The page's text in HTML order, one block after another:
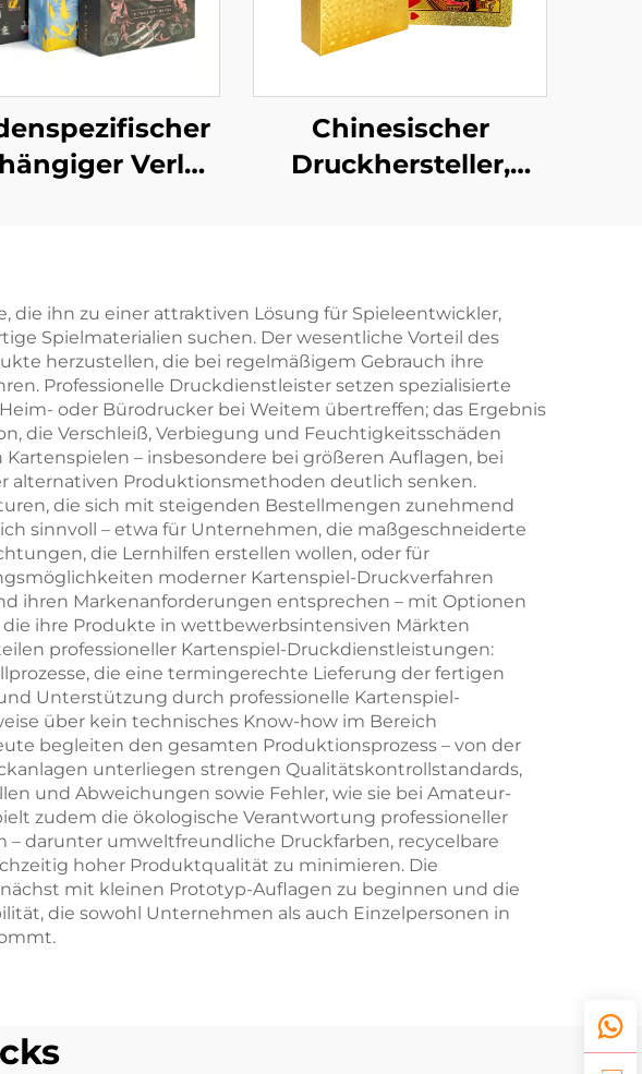
Verlag
lackierten
Hardcover-
Buch mit
Chinesischer
Druckhersteller,
Pokerspielkarte
die ihn zu einer attraktiven Lösung für Spieleentwickler,
Spielmaterialien suchen. Der wesentliche Vorteil des
herzustellen, die bei regelmäßigem Gebrauch ihre
Professionelle Druckdienstleister setzen spezialisierte
oder Bürodrucker bei Weitem übertreffen; das Ergebnis
die Verschleiß, Verbiegung und Feuchtigkeitsschäden
– insbesondere bei größeren Auflagen, bei
alternativen Produktionsmethoden deutlich senken.
die sich mit steigenden Bestellmengen zunehmend
sinnvoll – etwa für Unternehmen, die maßgeschneiderte
die Lernhilfen erstellen wollen, oder für
moderner Kartenspiel-Druckverfahren
ihren Markenanforderungen entsprechen – mit Optionen
ihre Produkte in wettbewerbsintensiven Märkten
professioneller Kartenspiel-Druckdienstleistungen:
die eine termingerechte Lieferung der fertigen
Unterstützung durch professionelle Kartenspiel-
über kein technisches Know-how im Bereich
begleiten den gesamten Produktionsprozess – von der
unterliegen strengen Qualitätskontrollstandards,
und Abweichungen sowie Fehler, wie sie bei Amateur-
zudem die ökologische Verantwortung professioneller
darunter umweltfreundliche Druckfarben, recycelbare
hoher Produktqualität zu minimieren. Die
mit kleinen Prototyp-Auflagen zu beginnen und die
die sowohl Unternehmen als auch Einzelpersonen in